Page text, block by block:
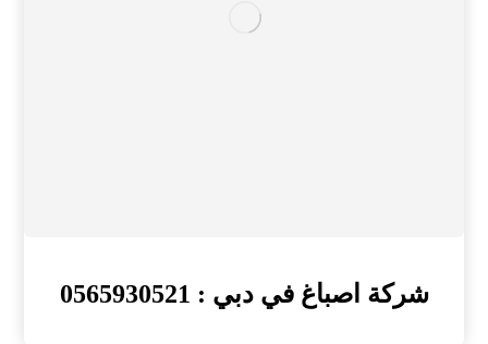
شركة اصباغ في دبي : 0565930521